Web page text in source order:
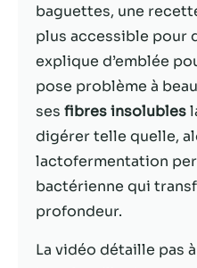
baguettes, une
plus accessible pour
explique d’emblée
pose problème à
ses fibres insolubles
digérer telle quelle,
lactofermentation
bactérienne qui
profondeur.
La vidéo détaille pas